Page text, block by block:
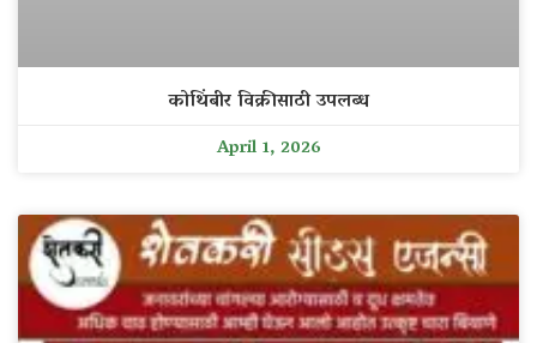
कोथिंबीर विक्रीसाठी उपलब्ध
April 1, 2026